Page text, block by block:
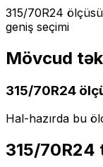
315/70R24
geniş seçimi
Mövcud
315/70R24
Hal-hazırda bu
315/70R24